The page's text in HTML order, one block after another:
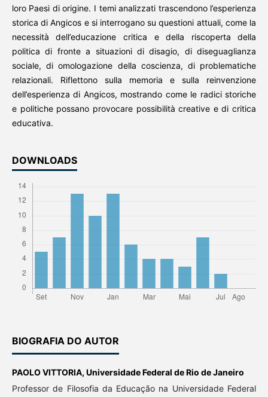
loro Paesi di origine. I temi analizzati trascendono l’esperienza
storica di Angicos e si interrogano su questioni attuali, come la
necessità dell’educazione critica e della riscoperta della
politica di fronte a situazioni di disagio, di diseguaglianza
sociale, di omologazione della coscienza, di problematiche
relazionali. Riflettono sulla memoria e sulla reinvenzione
dell’esperienza di Angicos, mostrando come le radici storiche
e politiche possano provocare possibilità creative e di critica
educativa.
DOWNLOADS
BIOGRAFIA DO AUTOR
PAOLO VITTORIA, Universidade Federal de Rio de Janeiro
Professor de Filosofia da Educação na Universidade Federal